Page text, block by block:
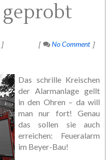
No Comment
Das schrille Kreischen
der Alarmanlage gellt
in den Ohren – da will
man nur fort! Genau
das sollen sie auch
erreichen: Feueralarm
im Beyer-Bau!